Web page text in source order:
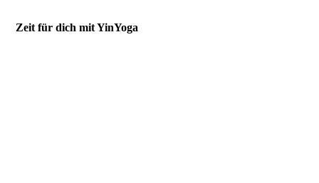
Zeit für dich mit YinYoga